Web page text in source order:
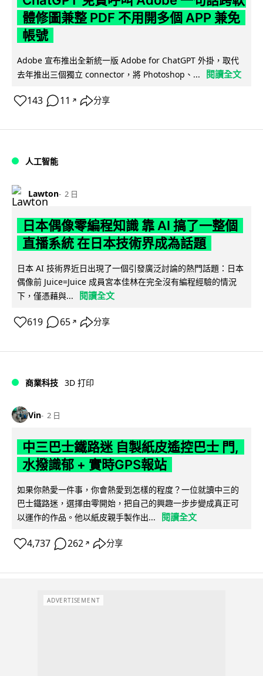
體修圖兼整 PDF 不用開多個 APP 兼免
帳號
Adobe 宣布推出全新統一版 Adobe for ChatGPT 外掛，取代
去年推出三個獨立 connector，將 Photoshop、...
閱讀全文
143 11 ↗ 分享
人工智能
Lawton 2 日
日本偶像零編程知識 靠 AI 搞了一整個
直播系統 在日本技術界成為話題
日本 AI 技術界近日出現了一個引發廣泛討論的熱門話題：日本
偶像前 Juice=Juice 成員宮本佳林在完全沒有編程經驗的情況
下，僅憑藉與...
閱讀全文
619 65 ↗ 分享
商業科技 3D 打印
Vin 2 日
中三巴士鐵路迷 自製紙皮遙控巴士 門,
水撥識郁 + 實時GPS報站
如果你熱愛一件事，你會熱愛到怎樣的程度？一位就讀中三的
巴士鐵路迷，選擇由零開始，把自己的興趣一步步變成真正可
以運作的作品。他以紙皮親手製作出...
閱讀全文
4,737 262 ↗ 分享
ADVERTISEMENT